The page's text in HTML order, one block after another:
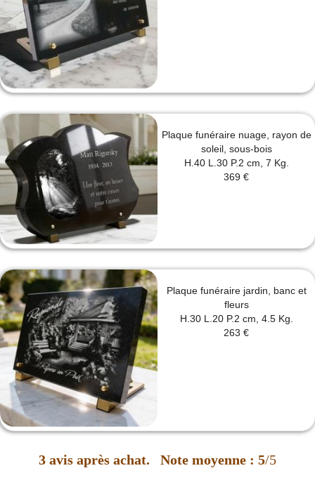
Plaque funéraire nuage, rayon de
soleil, sous-bois
H.40 L.30 P.2 cm, 7 Kg.
369 €
Plaque funéraire jardin, banc et
fleurs
H.30 L.20 P.2 cm, 4.5 Kg.
263 €
3 avis après achat. Note moyenne : 5/5